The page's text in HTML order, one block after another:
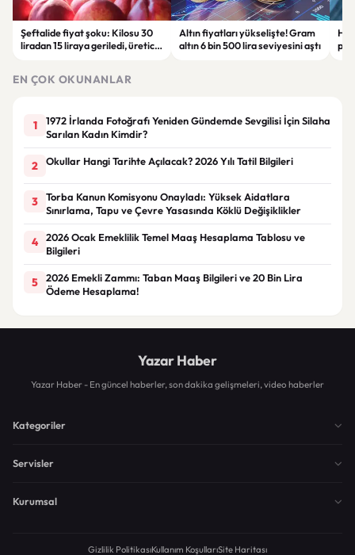
Şeftalide fiyat şoku: Kilosu 30
liradan 15 liraya geriledi, üretici
Altın fiyatları yükselişte! Gram
altın 6 bin 500 lira seviyesini aştı
EN ÇOK OKUNANLAR
1
1972 İrlanda Fotoğrafı Yeniden Gündemde Sevgilisi İçin Silaha
Sarılan Kadın Kimdir?
2 Okullar Hangi Tarihte Açılacak? 2026 Yılı Tatil Bilgileri
3
Torba Kanun Komisyonu Onayladı: Yüksek Aidatlara
Sınırlama, Tapu ve Çevre Yasasında Köklü Değişiklikler
4
2026 Ocak Emeklilik Temel Maaş Hesaplama Tablosu ve
Bilgileri
5
2026 Emekli Zammı: Taban Maaş Bilgileri ve 20 Bin Lira
Ödeme Hesaplama!
Yazar Haber
Yazar Haber - En güncel haberler, son dakika gelişmeleri, video haberler
Kategoriler
Servisler
Kurumsal
Gizlilik PolitikasıKullanım KoşullarıSite Haritası